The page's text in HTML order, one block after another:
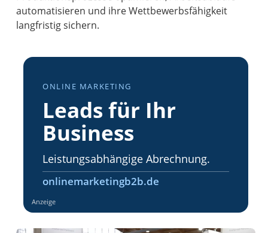
automatisieren und ihre Wettbewerbsfähigkeit
langfristig sichern.
ONLINE MARKETING
Leads für Ihr
Business
Leistungsabhängige Abrechnung.
onlinemarketingb2b.de
Anzeige